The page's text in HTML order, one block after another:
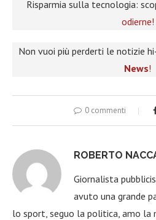
Risparmia sulla tecnologia:
odierne!
Non vuoi più perderti le notizie
News!
0 commenti
ROBERTO
Giornalista
avuto una grande
lo sport, seguo la politica, amo la